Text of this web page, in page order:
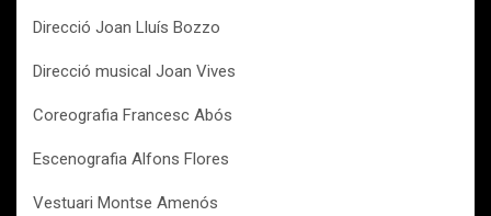
Direcció Joan Lluís Bozzo
Direcció musical Joan Vives
Coreografia Francesc Abós
Escenografia Alfons Flores
Vestuari Montse Amenós